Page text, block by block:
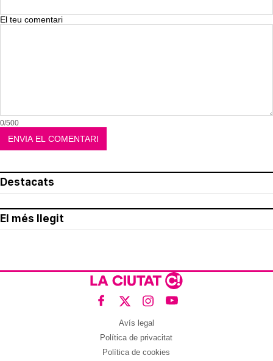
El teu comentari
0/500
Destacats
El més llegit
Avís legal
Política de privacitat
Política de cookies